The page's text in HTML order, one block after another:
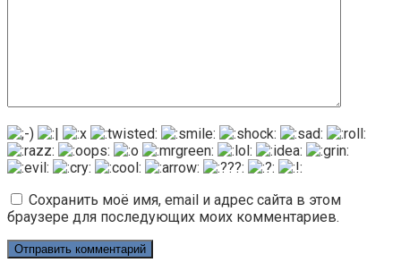
Сохранить моё имя, email и адрес сайта в этом
браузере для последующих моих комментариев.